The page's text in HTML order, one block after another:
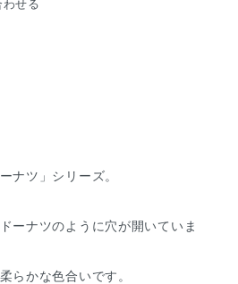
せる
ナツ」シリーズ。
ーナツのように穴が開いていま
らかな色合いです。